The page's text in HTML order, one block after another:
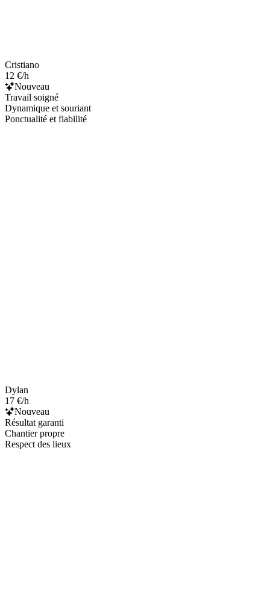
Cristiano
12 €/h
Nouveau
Travail soigné
Dynamique et souriant
Ponctualité et fiabilité
Dylan
17 €/h
Nouveau
Résultat garanti
Chantier propre
Respect des lieux